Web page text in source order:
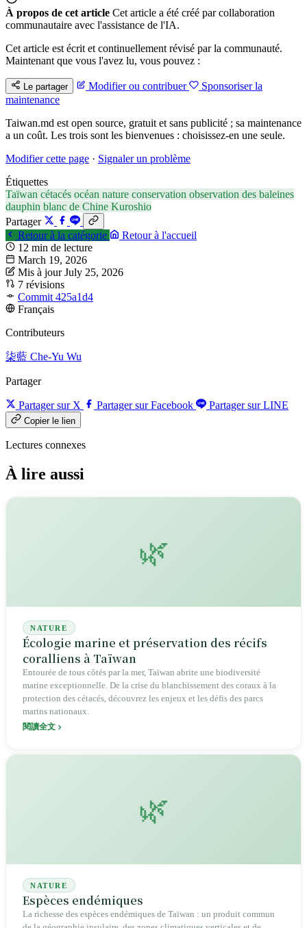
À propos de cet article Cet article a été créé par collaboration
communautaire avec l'assistance de l'IA.
Cet article est écrit et continuellement révisé par la communauté.
Maintenant que vous l'avez lu, vous pouvez :
Le partager Modifier ou contribuer
Sponsoriser la
maintenance
Taiwan.md est open source, gratuit et sans publicité ; sa maintenance
a un coût. Les trois sont les bienvenues : choisissez-en une seule.
Modifier cette page · Signaler un problème
Étiquettes
Taïwan cétacés océan nature conservation observation des baleines
dauphin blanc de Chine Kuroshio
Partager
Retour à la catégorie
Retour à l'accueil
12 min de lecture
March 19, 2026
Mis à jour July 25, 2026
7 révisions
Commit 425a1d4
Français
Contributeurs
柒藍 Che-Yu Wu
Partager
Partager sur X Partager sur Facebook Partager sur LINE
Copier le lien
Lectures connexes
À lire aussi
🌿
NATURE
Écologie marine et préservation des récifs
coralliens à Taïwan
Entourée de tous côtés par la mer, Taïwan abrite une biodiversité
marine exceptionnelle. De la crise du blanchissement des coraux à la
protection des cétacés, découvrez les enjeux et les défis des parcs
marins nationaux.
閱讀全文
🌿
NATURE
Espèces endémiques
La richesse des espèces endémiques de Taïwan : un produit commun